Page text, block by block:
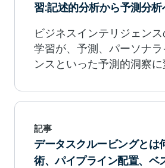
習:記述的分析から予測分析
ビジネスインテリジェン
学習が、予測、パーソナ
ンスといった予測的洞察に
記事
データスクルービングとは
術、パイプライン配置、ベ